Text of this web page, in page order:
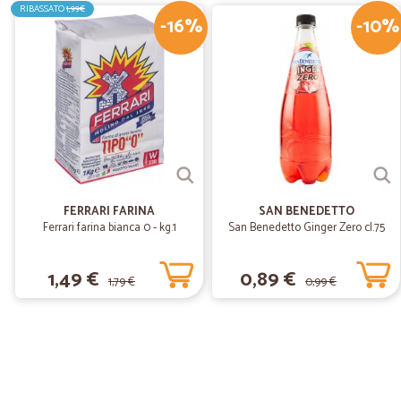
-16%
RIBASSATO1,99€
FERRARI FARINA
Ferrari farina bianca 0 - kg.1
1,49 € 1,79 €
-10%
SAN BENEDETTO
San Benedetto Ginger Zero cl.75
0,89 € 0,99 €